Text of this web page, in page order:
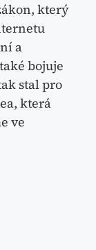
který
a
bojuje
stal pro
která
ve